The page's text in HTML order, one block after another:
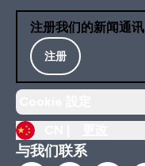
注册我们的新闻通讯
注册
与我们联系